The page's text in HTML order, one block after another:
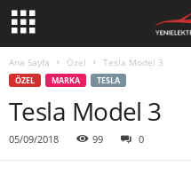
Ana Sayfa Özel Tesla Model 3
ÖZEL MARKA TESLA
Tesla Model 3
05/09/2018 99 0